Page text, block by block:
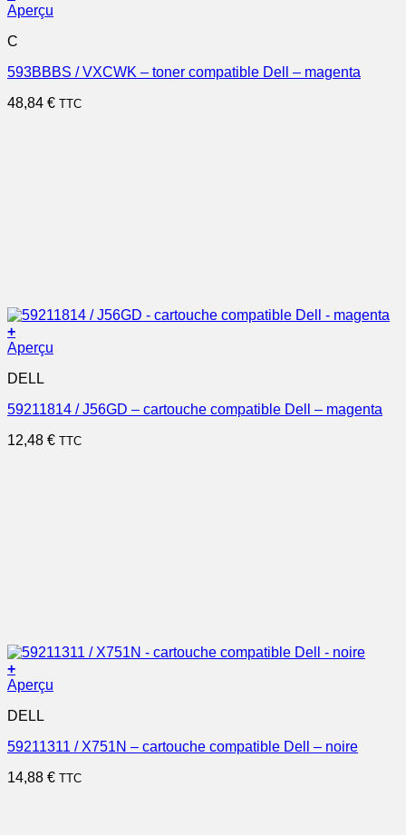
Aperçu
C
593BBBS / VXCWK – toner compatible Dell – magenta
48,84 € TTC
+
Aperçu
DELL
59211814 / J56GD – cartouche compatible Dell – magenta
12,48 € TTC
+
Aperçu
DELL
59211311 / X751N – cartouche compatible Dell – noire
14,88 € TTC